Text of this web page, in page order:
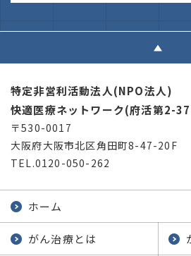
特定非営利活動法人(NPO法人)
快適医療ネットワーク(府活第2-
〒530-0017
大阪府大阪市北区角田町8-47-20F
TEL.0120-050-262
ホーム
がん治療とは